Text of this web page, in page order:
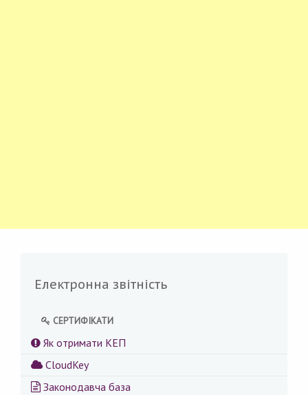
Електронна звітність
СЕРТИФІКАТИ
Як отримати КЕП
CloudKey
Законодавча база